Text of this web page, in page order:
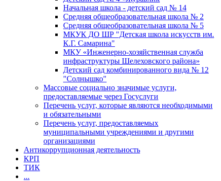
Начальная школа - детский сад № 14
Средняя общеобразовательная школа № 2
Средняя общеобразовательная школа № 5
МКУК ДО ШР "Детская школа искусств им.
К.Г. Самарина"
МКУ «Инженерно-хозяйственная служба
инфраструктуры Шелеховского района»
Детский сад комбинированного вида № 12
"Солнышко"
Массовые социально значимые услуги,
предоставляемые через Госуслуги
Перечень услуг, которые являются необходимыми
и обязательными
Перечень услуг, предоставляемых
муниципальными учреждениями и другими
организациями
Антикоррупционная деятельность
КРП
ТИК
...